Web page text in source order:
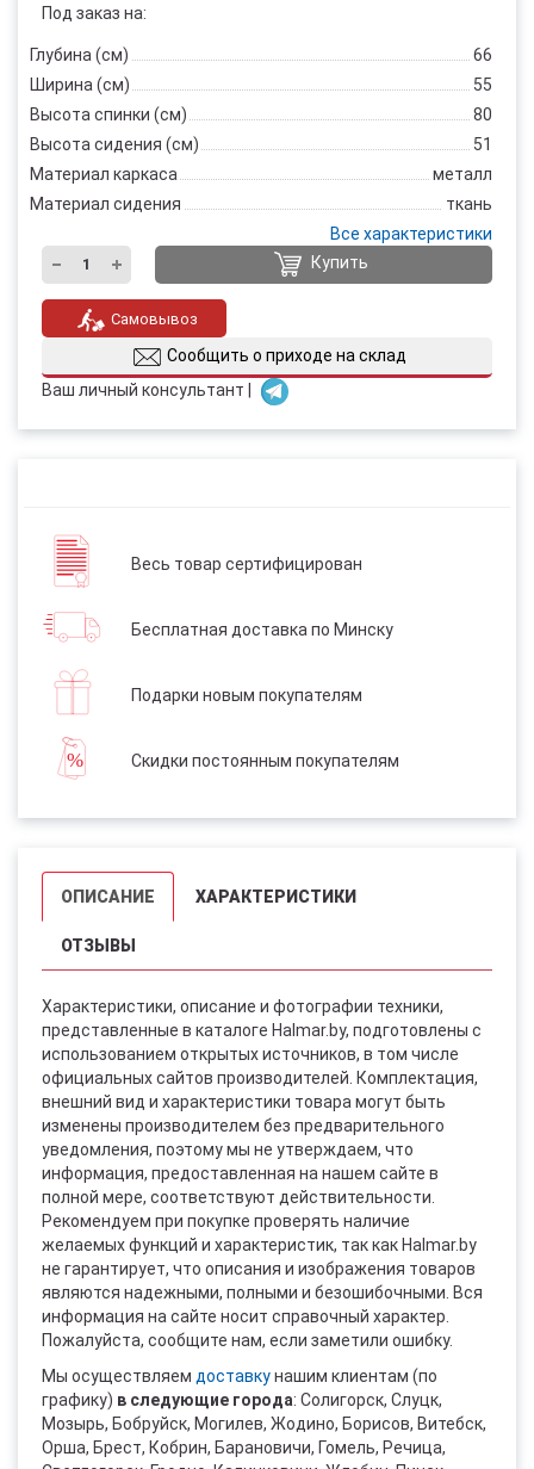
Под заказ на:
Глубина (см)
66
Ширина (см)
55
Высота спинки (см)
80
Высота сидения (см)
51
Материал каркаса
металл
Материал сидения
ткань
Все характеристики
Купить
Самовывоз
Сообщить о приходе на склад
Ваш личный консультант |
Весь товар сертифицирован
Бесплатная доставка по Минску
Подарки новым покупателям
Скидки постоянным покупателям
ОПИСАНИЕ ХАРАКТЕРИСТИКИ
ОТЗЫВЫ
Характеристики, описание и фотографии техники,
представленные в каталоге Halmar.by, подготовлены с
использованием открытых источников, в том числе
официальных сайтов производителей. Комплектация,
внешний вид и характеристики товара могут быть
изменены производителем без предварительного
уведомления, поэтому мы не утверждаем, что
информация, предоставленная на нашем сайте в
полной мере, соответствуют действительности.
Рекомендуем при покупке проверять наличие
желаемых функций и характеристик, так как Halmar.by
не гарантирует, что описания и изображения товаров
являются надежными, полными и безошибочными. Вся
информация на сайте носит справочный характер.
Пожалуйста, сообщите нам, если заметили ошибку.
Мы осуществляем доставкунашим клиентам (по
графику) в следующие города: Солигорск, Слуцк,
Мозырь, Бобруйск, Могилев, Жодино, Борисов, Витебск,
Орша, Брест, Кобрин, Барановичи, Гомель, Речица,